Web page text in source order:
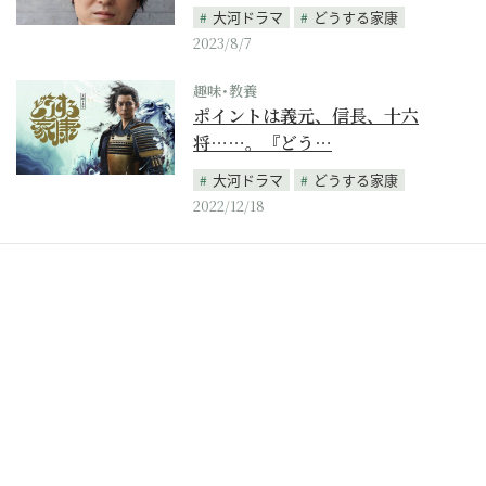
大河ドラマ
どうする家康
2023/8/7
趣味･教養
ポイントは義元、信長、十六
将……。『どう…
大河ドラマ
どうする家康
2022/12/18